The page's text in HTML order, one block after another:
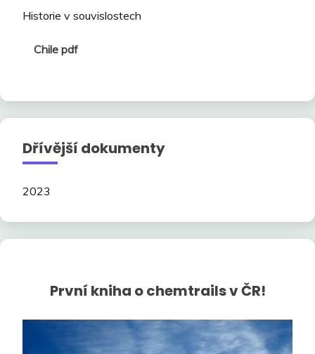
Historie v souvislostech
Chile pdf
Dřívější dokumenty
2023
První kniha o chemtrails v ČR!